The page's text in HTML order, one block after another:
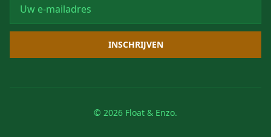
INSCHRIJVEN
© 2026 Float & Enzo.